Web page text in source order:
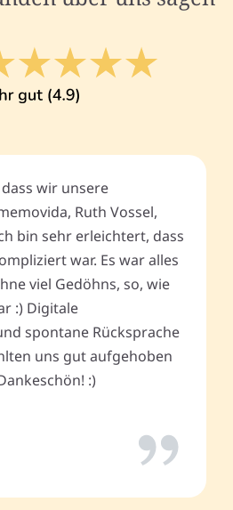
wir unsere
Ruth Vossel,
bin sehr erleichtert, dass
war. Es war alles
viel Gedöhns, so, wie
:) Digitale
spontane Rücksprache
uns gut aufgehoben
:)